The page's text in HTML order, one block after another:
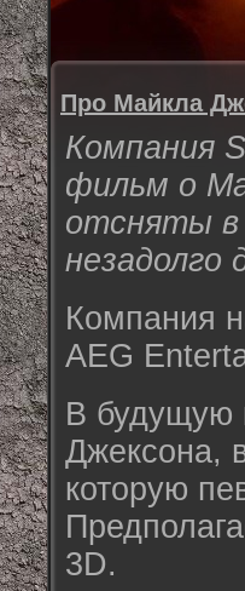
Про Майкла
Компания
фильм о
отсняты в
незадолго
Компания
AEG
В будущую
Джексона,
которую
3D.